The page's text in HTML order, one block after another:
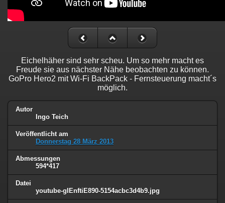
Eichelhäher sind sehr scheu. Um so mehr macht es
Freude sie aus nächster Nähe beobachten zu können.
GoPro Hero2 mit Wi-Fi BackPack - Fernsteuerung macht´s
möglich.
Autor
Ingo Teich
Veröffentlicht am
Donnerstag 28 März 2013
Abmessungen
594*417
Datei
youtube-gIEnftiE890-5154acbc3d4b9.jpg